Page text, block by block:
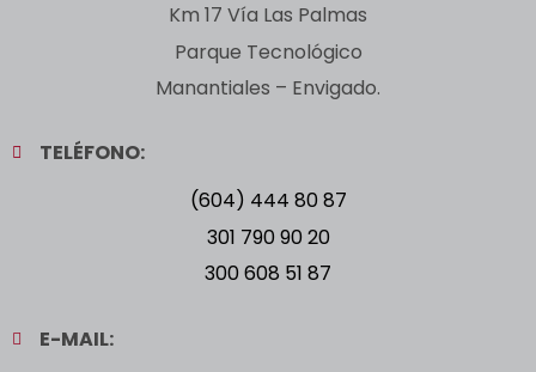
Km 17 Vía Las Palmas
Parque Tecnológico
Manantiales – Envigado.
TELÉFONO:
(604) 444 80 87
301 790 90 20
300 608 51 87
E-MAIL: